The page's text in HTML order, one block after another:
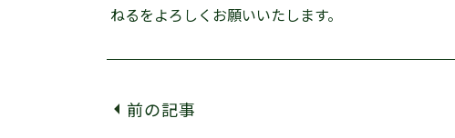
ねるをよろしくお願いいたします。
前の記事